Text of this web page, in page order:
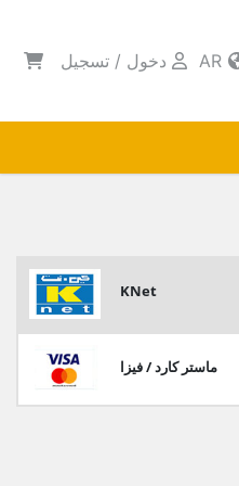
دخول / تسجيل
KNet
ماستر كارد / فيزا